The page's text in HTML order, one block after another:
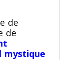
de
de
mystique